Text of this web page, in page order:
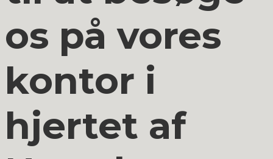
os på vores
kontor i
hjertet af